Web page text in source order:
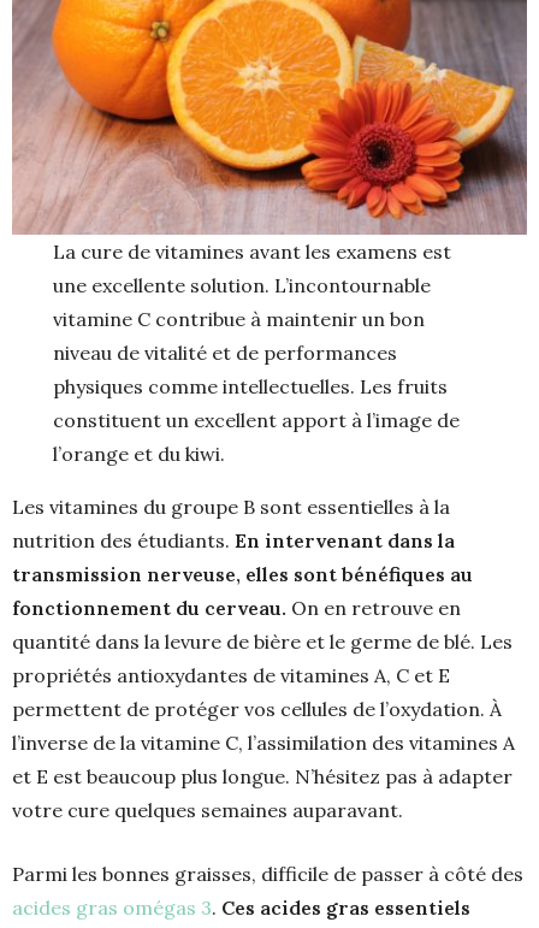
La cure de vitamines avant les examens est
une excellente solution. L’incontournable
vitamine C contribue à maintenir un bon
niveau de vitalité et de performances
physiques comme intellectuelles. Les fruits
constituent un excellent apport à l’image de
l’orange et du kiwi.
Les vitamines du groupe B sont essentielles à la
nutrition des étudiants. En intervenant dans la
transmission nerveuse, elles sont bénéfiques au
fonctionnement du cerveau. On en retrouve en
quantité dans la levure de bière et le germe de blé. Les
propriétés antioxydantes de vitamines A, C et E
permettent de protéger vos cellules de l’oxydation. À
l’inverse de la vitamine C, l’assimilation des vitamines A
et E est beaucoup plus longue. N’hésitez pas à adapter
votre cure quelques semaines auparavant.
Parmi les bonnes graisses, difficile de passer à côté des
acides gras omégas 3. Ces acides gras essentiels